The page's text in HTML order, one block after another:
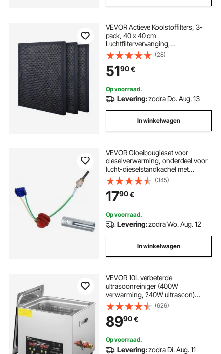
VEVOR Actieve Koolstoffilters, 3-
pack, 40 x 40 cm
Luchtfiltervervanging,
Hoogrendementsfilters Niveau 2,
Compatibel met BlueDri en VEVOR
Scrubber, Luchtreiniger, Apparatuur
voor waterschadeherstel
(28)
5190€
Op voorraad.
Levering:zodra Do. Aug. 13
In winkelwagen
VEVOR Gloeibougieset voor
dieselverwarming, onderdeel voor
lucht-dieselstandkachel met
demontage- en
installatiegereedschap,
dieselverwarmingsconversieset
voor vervanging van 2 kW/5 kW/8
kW dieselverwarmingen
(345)
1790€
Op voorraad.
Levering:zodra Wo. Aug. 12
In winkelwagen
VEVOR 10L verbeterde
ultrasoonreiniger (400W
verwarming, 240W ultrasoon)
Professionele digitale laboratorium-
ultrasoonreiniger met
verwarmingstimer voor het
reinigen van onderdelen en
instrumenten
(626)
8990€
Op voorraad.
Levering:zodra Di. Aug. 11